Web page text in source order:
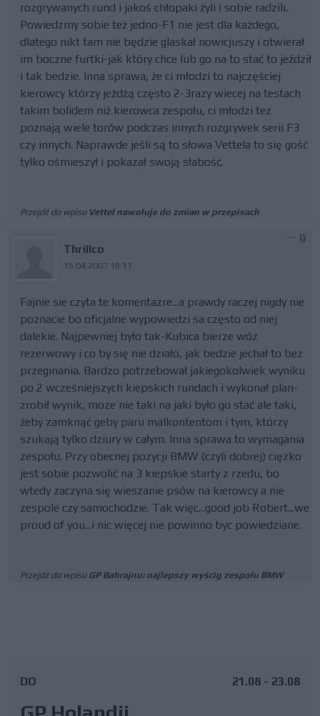
rozgrywanych rund i jakoś chłopaki żyli i sobie radzili.
Powiedzmy sobie też jedno-F1 nie jest dla każdego,
dlatego nikt tam nie będzie glaskał nowicjuszy i otwierał
im boczne furtki-jak który chce lub go na to stać to jeździł
i tak bedzie. Inna sprawa, że ci młodzi to najczęściej
kierowcy którzy jeżdżą często 2-3razy wiecej na testach
takim bolidem niż kierowca zespołu, ci młodzi tez
poznają wiele torów podczas innych rozgrywek serii F3
czy innych. Naprawde jeśli są to słowa Vettela to się gość
tylko ośmieszył i pokazał swoją słabość.
Przejdź do wpisu Vettel nawołuje do zmian w przepisach
Thrillco
15.04.2007 18:11
0
Fajnie sie czyta te komentazre...a prawdy raczej nigdy nie
poznacie bo oficjalne wypowiedzi sa często od niej
dalekie. Najpewniej było tak-Kubica bierze wóz
rezerwowy i co by się nie działo, jak bedzie jechał to bez
przeginania. Bardzo potrzebował jakiegokolwiek wyniku
po 2 wcześniejszych kiepskich rundach i wykonał plan-
zrobił wynik, moze nie taki na jaki było go stać ale taki,
żeby zamknąć geby paru malkontentom i tym, którzy
szukają tylko dziury w całym. Inna sprawa to wymagania
zespołu. Przy obecnej pozycji BMW (czyli dobrej) cięzko
jest sobie pozwolić na 3 kiepskie starty z rzedu, bo
wtedy zaczyna się wieszanie psów na kierowcy a nie
zespole czy samochodzie. Tak więc...good job Robert...we
proud of you...i nic więcej nie powinno byc powiedziane.
Przejdź do wpisu GP Bahrajnu: najlepszy wyścig zespołu BMW
DO 21.08 - 23.08